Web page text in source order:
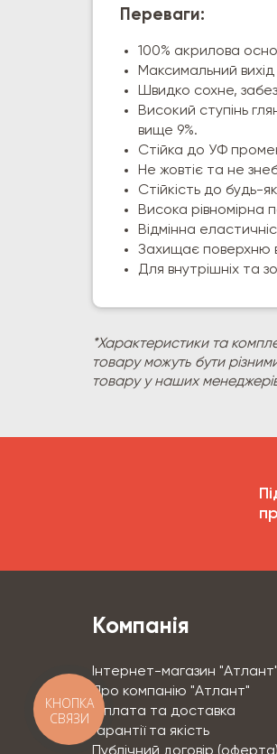
Переваги:
100% акрилова
Максимальний
Швидко сохне,
Високий ступінь
вище 9%.
Стійка до УФ
Не жовтіє та не
Стійкість до будь-
Висока рівномірна
Відмінна
Захищає поверхню
Для внутрішніх та
*Характеристики та
товару можуть бути
товару у наших
Компанія
Інтернет-магазин "Атлант"
Про компанію "Атлант"
Оплата та доставка
Гарантії та якість
КНОПКА
СВЯЗИ